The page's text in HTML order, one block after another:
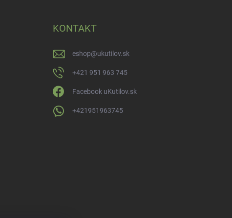
KONTAKT
eshop@ukutilov.sk
+421 951 963 745
Facebook uKutilov.sk
+421951963745